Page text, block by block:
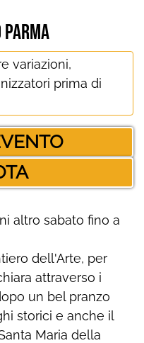
variazioni,
prima di
altro sabato fino a
dell'Arte, per
attraverso i
un bel pranzo
storici e anche il
Maria della